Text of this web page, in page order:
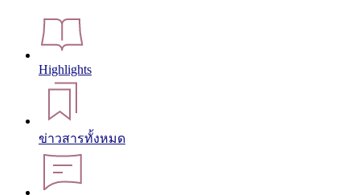
Highlights
ข่าวสารทั้งหมด